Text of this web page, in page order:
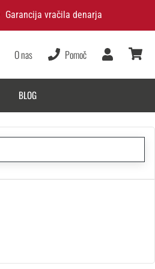
Garancija vračila denarja
O nas Pomoč
Uporabnik
BLOG